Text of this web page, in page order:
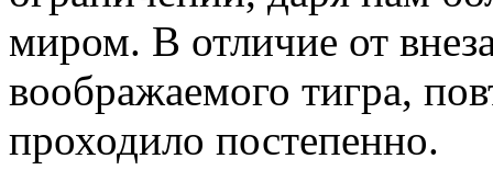
миром. В отличие от
воображаемого тигра,
проходило постепенно.